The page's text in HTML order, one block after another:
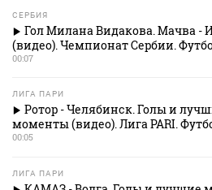
СЕРБИЯ
Гол Милана Видакова. Мачва -
(видео). Чемпионат Сербии.
00:07
ЛИГА ПАРИ
Ротор - Челябинск. Голы и
моменты (видео). Лига PARI.
00:05
ЛИГА ПАРИ